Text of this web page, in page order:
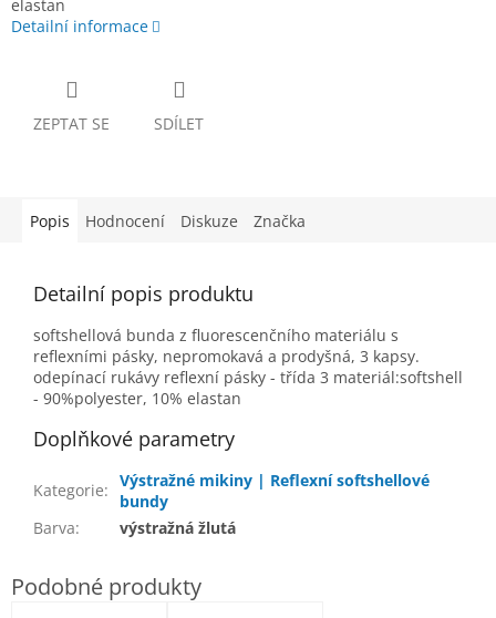
elastan
Detailní informace
ZEPTAT SE SDÍLET
Popis Hodnocení Diskuze Značka
Detailní popis produktu
softshellová bunda z fluorescenčního materiálu s
reflexními pásky, nepromokavá a prodyšná, 3 kapsy.
odepínací rukávy reflexní pásky - třída 3 materiál:softshell
- 90%polyester, 10% elastan
Doplňkové parametry
Kategorie: Výstražné mikiny | Reflexní softshellové
bundy
Barva: výstražná žlutá